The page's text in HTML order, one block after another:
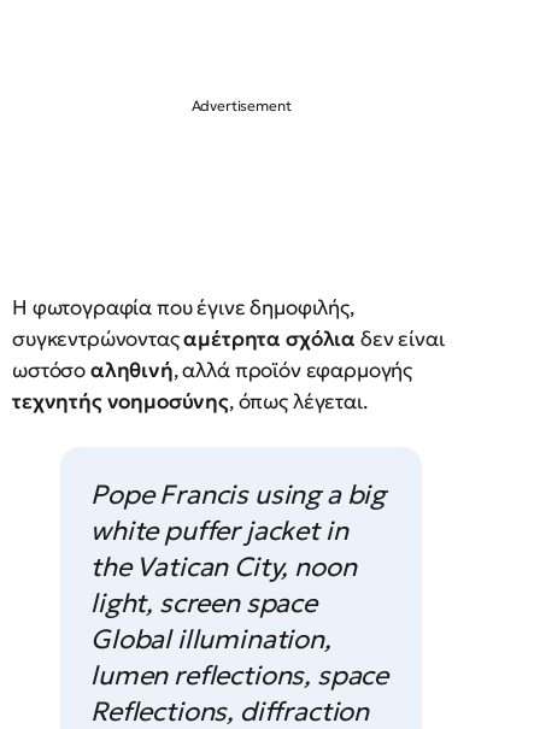
Η φωτογραφία που έγινε δημοφιλής,
συγκεντρώνονταςαμέτρητα σχόλια δεν είναι
ωστόσοαληθινή, αλλά προϊόν εφαρμογής
τεχνητής νοημοσύνης, όπως λέγεται.
Pope Francis using a big
white puffer jacket in
the Vatican City, noon
light, screen space
Global illumination,
lumen reflections, space
Reflections, diffraction